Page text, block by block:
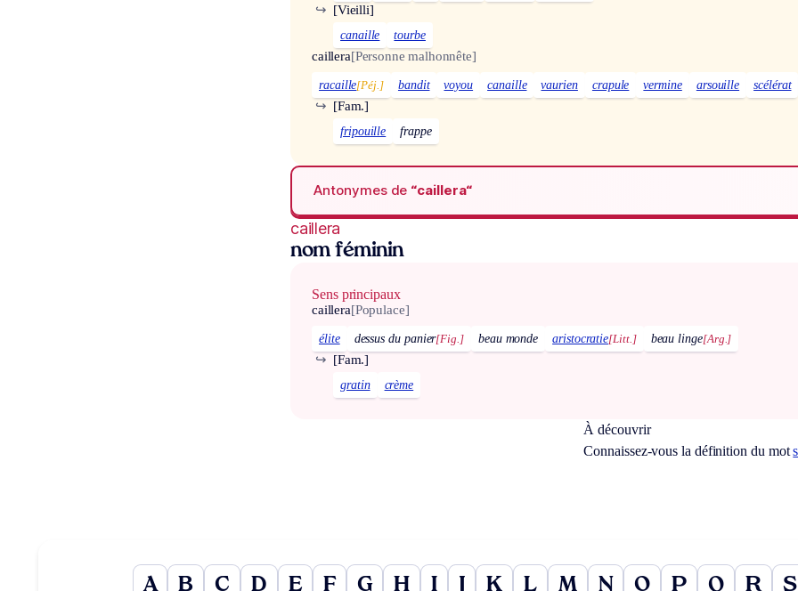
[Vieilli]
↪
canaille tourbe
caillera[Personne malhonnête]
racaille[Péj.] bandit voyou canaille vaurien crapule vermine arsouille scélérat
[Fam.]
↪
fripouille frappe
Antonymes de “caillera“
caillera
nom féminin
Sens principaux
caillera[Populace]
élite dessus du panier[Fig.] beau monde aristocratie[Litt.] beau linge[Arg.]
[Fam.]
↪
gratin crème
À découvrir
Connaissez-vous la définition du mot
A B C D E F G H I K L M N O P Q R S